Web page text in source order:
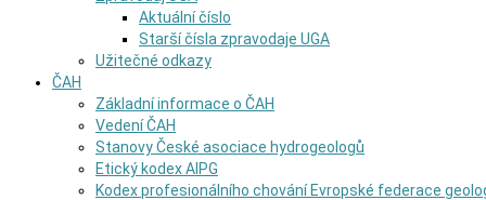
Aktuální číslo
Starší čísla zpravodaje UGA
Užitečné odkazy
ČAH
Základní informace o ČAH
Vedení ČAH
Stanovy České asociace hydrogeologů
Etický kodex AIPG
Kodex profesionálního chování Evropské federace